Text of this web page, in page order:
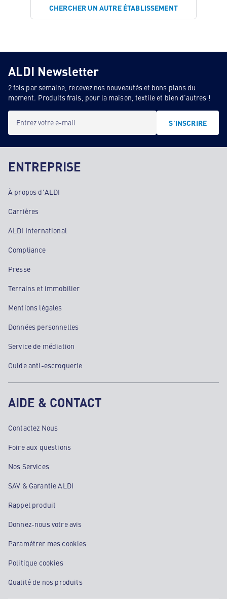
CHERCHER UN AUTRE ÉTABLISSEMENT
ALDI Newsletter
2 fois par semaine, recevez nos nouveautés et bons plans du
moment. Produits frais, pour la maison, textile et bien d'autres !
Entrez votre e-mail S'INSCRIRE
ENTREPRISE
À propos d'ALDI
Carrières
ALDI International
Compliance
Presse
Terrains et immobilier
Mentions légales
Données personnelles
Service de médiation
Guide anti-escroquerie
AIDE & CONTACT
Contactez Nous
Foire aux questions
Nos Services
SAV & Garantie ALDI
Rappel produit
Donnez-nous votre avis
Paramétrer mes cookies
Politique cookies
Qualité de nos produits